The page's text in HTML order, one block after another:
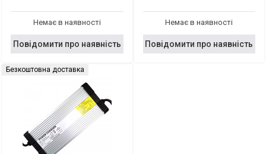
Немає в наявності
Повідомити про наявність
Немає в наявності
Повідомити про наявність
Безкоштовна доставка